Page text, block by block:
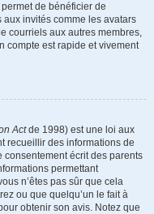
de bénéficier de
invités comme les avatars
courriels aux autres membres,
compte est rapide et vivement
Actde 1998) est une loi aux
recueillir des informations de
écrit des parents
permettant
n’êtes pas sûr que cela
ou que quelqu’un le fait à
obtenir son avis. Notez que